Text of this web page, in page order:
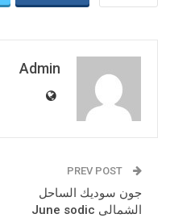
Admin
جون سوديك الساحل
الشمالى June sodic